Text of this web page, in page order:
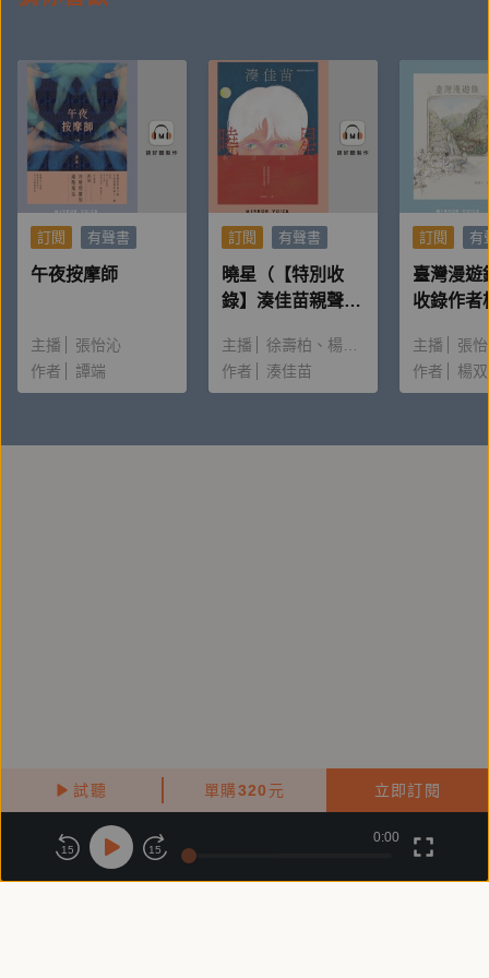
試聽 單購320 元 立即訂閱
驚豔推薦
張亦絢 專文導讀
巴代、王盛弘、李屏瑤、周志文、孫大川、陳柏煜、陳
栢青、黃崇凱、楊富閔、葉佳怡、鍾旻瑞、顏訥、騷
夏、財哥專業檳榔攤
推薦書評
這是一個二十ㄧ世紀臺灣文學工作者的身世溫柔揭祕，
海綿寶寶需要珊蒂，我們需要珊蒂化，透過玻璃罩或是
夢幻泡泡，是水還能被看透，世界越是搖晃，越是澄清
訂閱 有聲書
午夜按摩師
主播
張怡沁
作者
譚端
訂閱 有聲書
曉星（【特別收
錄】湊佳苗親聲朗
主播 徐壽柏
楊雅淳
作者
湊佳苗
訂閱 有
臺灣漫遊
收錄作者
主播
張
作者
楊
關於鏡好聽
商務合作 付費條款 會員條款
15 15
0:00